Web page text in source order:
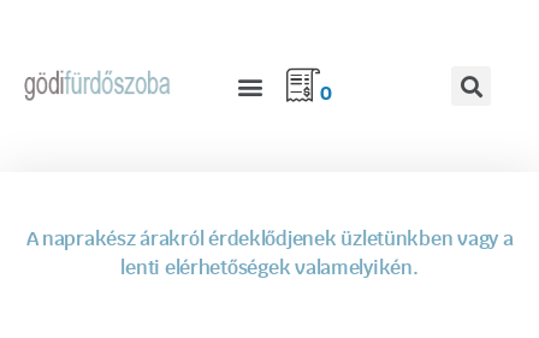
0
A naprakész árakról érdeklődjenek üzletünkben vagy a
lenti elérhetőségek valamelyikén.